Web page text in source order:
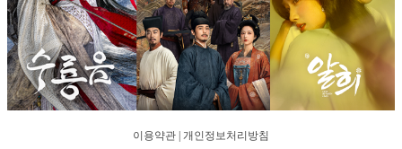
이용약관 개인정보처리방침